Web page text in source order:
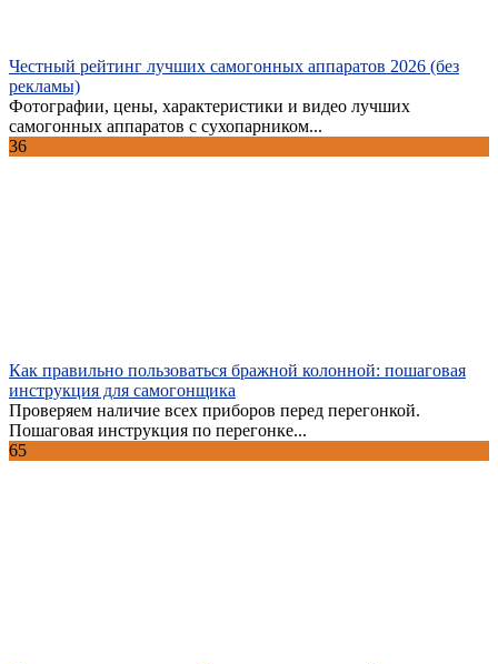
Честный рейтинг лучших самогонных аппаратов 2026 (без
рекламы)
Фотографии, цены, характеристики и видео лучших
самогонных аппаратов с сухопарником...
36
Как правильно пользоваться бражной колонной: пошаговая
инструкция для самогонщика
Проверяем наличие всех приборов перед перегонкой.
Пошаговая инструкция по перегонке...
65